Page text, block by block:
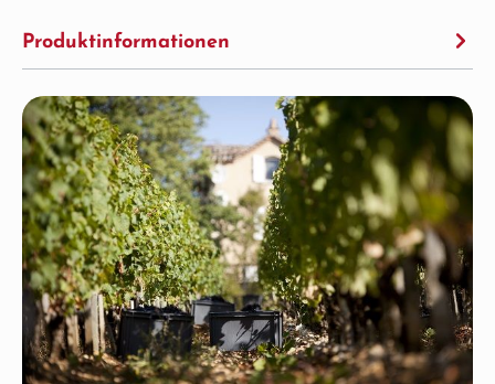
Produktinformationen